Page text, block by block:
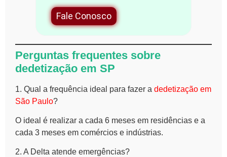
Fale Conosco
Perguntas frequentes sobre
dedetização em SP
1. Qual a frequência ideal para fazer a dedetização em
São Paulo?
O ideal é realizar a cada 6 meses em residências e a
cada 3 meses em comércios e indústrias.
2. A Delta atende emergências?